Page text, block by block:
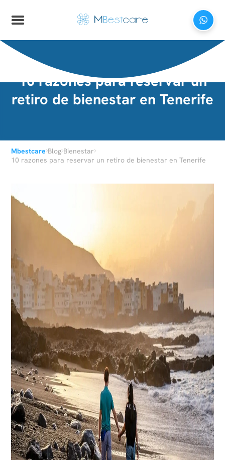
10 razones para reservar un
retiro de bienestar en Tenerife
Mbestcare›Blog›Bienestar›
10 razones para reservar un retiro de bienestar en Tenerife